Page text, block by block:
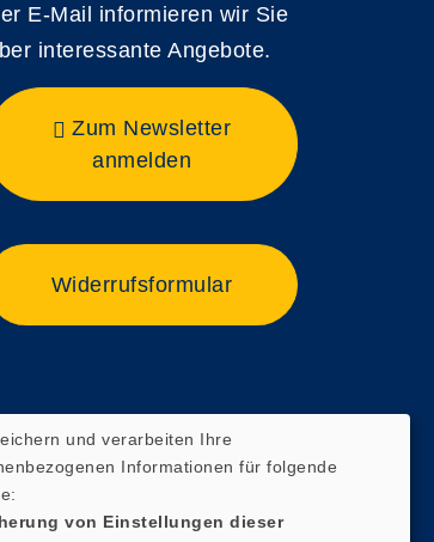
E-Mail informieren wir Sie
interessante Angebote.
Zum Newsletter
anmelden
Widerrufsformular
und verarbeiten Ihre
Informationen für folgende
von Einstellungen dieser